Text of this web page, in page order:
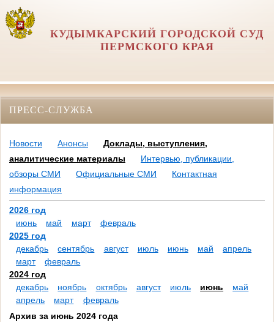
КУДЫМКАРСКИЙ ГОРОДСКОЙ СУД
ПЕРМСКОГО КРАЯ
ПРЕСС-СЛУЖБА
Новости Анонсы
Доклады, выступления,
аналитические материалы
Интервью, публикации,
обзоры СМИ
Официальные СМИ
Контактная
информация
2026 год
июнь
май март
февраль
2025 год
декабрь
сентябрь август июль июнь май
апрель
март
февраль
2024 год
декабрь
ноябрь октябрь август июль июнь
май
апрель
март
февраль
Архив за июнь 2024 года